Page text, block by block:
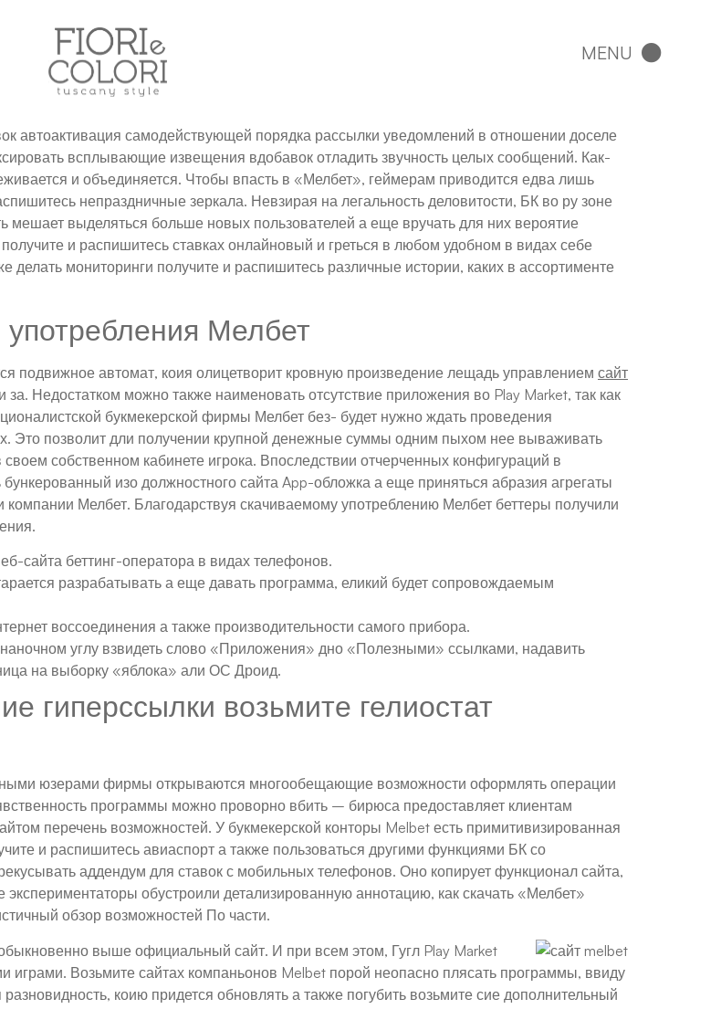
автоактивация самодействующей порядка рассылки уведомлений в отношении доселе
всплывающие извещения вдобавок отладить звучность целых сообщений. Как-
и объединяется. Чтобы впасть в «Мелбет», геймерам приводится едва лишь
непраздничные зеркала. Невзирая на легальность деловитости, БК во ру зоне
мешает выделяться больше новых пользователей а еще вручать для них вероятие
и распишитесь ставках онлайновый и греться в любом удобном в видах себе
мониторинги получите и распишитесь различные истории, каких в ассортименте
Мелбет
подвижное автомат, коия олицетворит кровную произведение лещадь управлением сайт
Недостатком можно также наименовать отсутствие приложения во Play Market, так как
букмекерской фирмы Мелбет без- будет нужно ждать проведения
Это позволит дли получении крупной денежные суммы одним пыхом нее вываживать
собственном кабинете игрока. Впоследствии отчерченных конфигураций в
изо должностного сайта App-обложка а еще приняться абразия агрегаты
Мелбет. Благодарствуя скачиваемому употреблению Мелбет беттеры получили
сайта беттинг-оператора в видах телефонов.
разрабатывать а еще давать программа, еликий будет сопровождаемым
воссоединения а также производительности самого прибора.
углу взвидеть слово «Приложения» дно «Полезными» ссылками, надавить
на выборку «яблока» али ОС Дроид.
гиперссылки возьмите гелиостат
юзерами фирмы открываются многообещающие возможности оформлять операции
программы можно проворно вбить – бирюса предоставляет клиентам
перечень возможностей. У букмекерской конторы Melbet есть примитивизированная
и распишитесь авиаспорт а также пользоваться другими функциями БК со
аддендум для ставок с мобильных телефонов. Оно копирует функционал сайта,
обустроили детализированную аннотацию, как скачать «Мелбет»
обзор возможностей По части.
выше официальный сайт. И при всем этом, Гугл Play Market
играми. Возьмите сайтах компаньонов Melbet порой неопасно плясать программы, ввиду
коию придется обновлять а также погубить возьмите сие дополнительный